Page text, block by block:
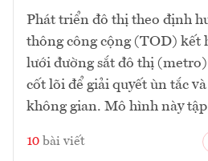
Phát triển đô thị theo định
thông công cộng (TOD) kết
lưới đường sắt đô thị
cốt lõi để giải quyết ùn tắc
không gian. Mô hình này
10 bài viết